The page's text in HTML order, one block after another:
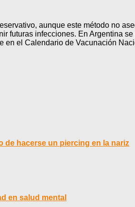
aunque este método no
futuras infecciones. En Argentina
el Calendario de Vacunación
de hacerse un piercing en la nariz
en salud mental